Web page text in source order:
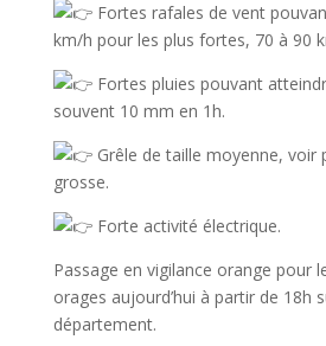
Fortes rafales de vent
km/h pour les plus fortes, 70 à 90
Fortes pluies pouvant
souvent 10 mm en 1h.
Grêle de taille moyenne, voir
grosse.
Forte activité électrique.
Passage en vigilance orange pour
orages aujourd’hui à partir de 18h
département.